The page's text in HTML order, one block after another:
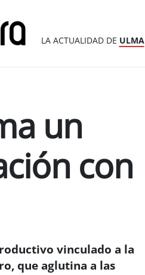
LA ACTUALIDAD DE ULMA
un
con
vinculado a la
que aglutina a las